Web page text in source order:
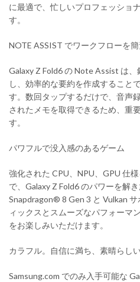
に最適で、忙しいプロフェッショ
す。
NOTE ASSIST でワークフローを
Galaxy Z Fold6 の Note Assist は
し、効率的な要約を作成すること
す。数回タップするだけで、音声
されたメモを取得できるため、重
す。
パワフルで没入感のあるゲーム
強化された CPU、NPU、GPU 仕
で、Galaxy Z Fold6 のパワーを解
Snapdragon® 8 Gen 3 と Vulkan
ィックスとスムーズなパフォーマ
をお楽しみいただけます。
カラフル。自信に満ち、素晴らしい
Samsung.com でのみ入手可能な